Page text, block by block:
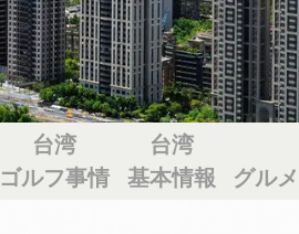
台湾
ゴルフ事情
台湾
基本情報
グル